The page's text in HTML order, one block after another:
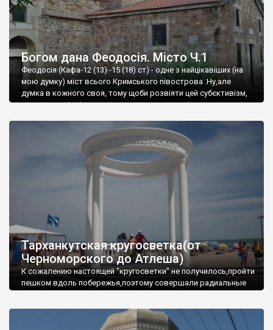
Богом дана Феодосія. Місто Ч.1
Феодосія (Кафа-12 (13) -15 (18) ст) - одне з найцікавіших (на
мою думку) міст всього Кримського півострова .Ну,але
думка в кожного своя, тому щоби розвіяти цей субєктивізм,
запрошую відвідати це
Тарханкутская кругосветка(от
Черноморского до Атлеша)
К сожалению настоящей "кругосветки" не получилось,пройти
пешком вдоль побережья,поэтому совершали радиальные